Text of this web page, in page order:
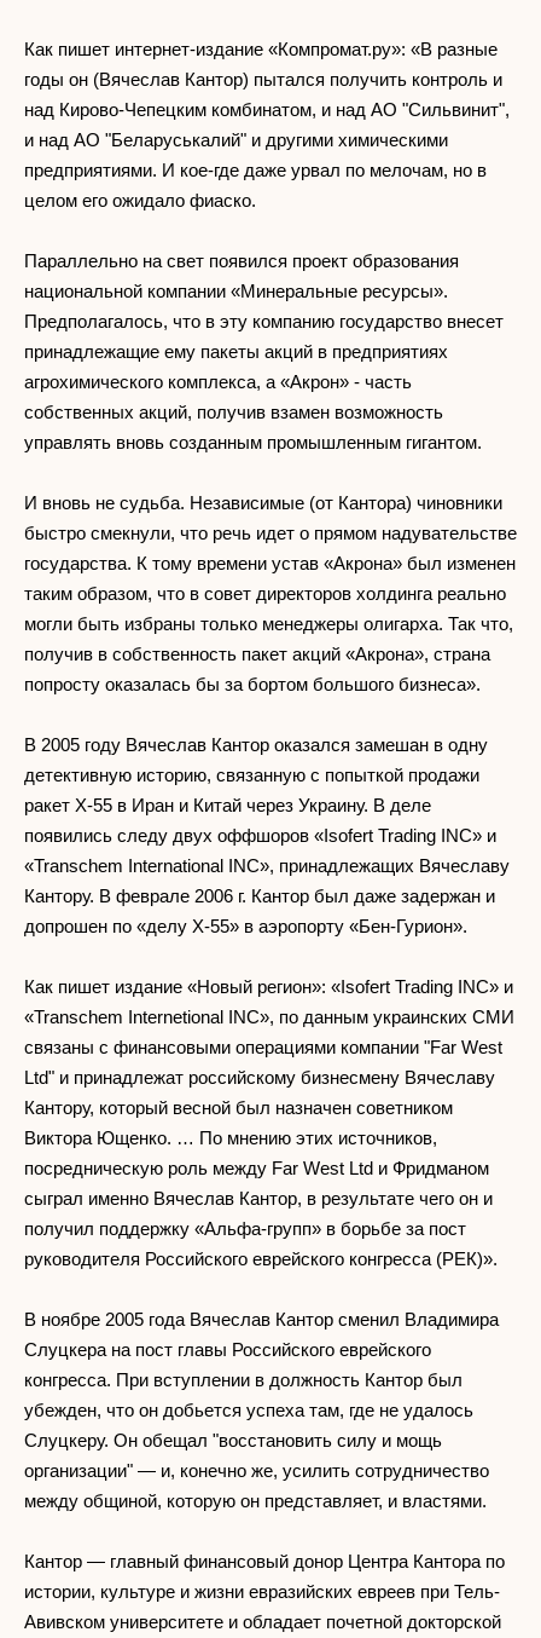
Как пишет интернет-издание «Компромат.ру»: «В разные
годы он (Вячеслав Кантор) пытался получить контроль и
над Кирово-Чепецким комбинатом, и над АО "Сильвинит",
и над АО "Беларуськалий" и другими химическими
предприятиями. И кое-где даже урвал по мелочам, но в
целом его ожидало фиаско.
Параллельно на свет появился проект образования
национальной компании «Минеральные ресурсы».
Предполагалось, что в эту компанию государство внесет
принадлежащие ему пакеты акций в предприятиях
агрохимического комплекса, а «Акрон» - часть
собственных акций, получив взамен возможность
управлять вновь созданным промышленным гигантом.
И вновь не судьба. Независимые (от Кантора) чиновники
быстро смекнули, что речь идет о прямом надувательстве
государства. К тому времени устав «Акрона» был изменен
таким образом, что в совет директоров холдинга реально
могли быть избраны только менеджеры олигарха. Так что,
получив в собственность пакет акций «Акрона», страна
попросту оказалась бы за бортом большого бизнеса».
В 2005 году Вячеслав Кантор оказался замешан в одну
детективную историю, связанную с попыткой продажи
ракет X-55 в Иран и Китай через Украину. В деле
появились следу двух оффшоров «Isofert Trading INC» и
«Transchem International INC», принадлежащих Вячеславу
Кантору. В феврале 2006 г. Кантор был даже задержан и
допрошен по «делу Х-55» в аэропорту «Бен-Гурион».
Как пишет издание «Новый регион»: «Isofert Trading INC» и
«Transchem Internetional INC», по данным украинских СМИ
связаны с финансовыми операциями компании "Far West
Ltd" и принадлежат российскому бизнесмену Вячеславу
Кантору, который весной был назначен советником
Виктора Ющенко. … По мнению этих источников,
посредническую роль между Far West Ltd и Фридманом
сыграл именно Вячеслав Кантор, в результате чего он и
получил поддержку «Альфа-групп» в борьбе за пост
руководителя Российского еврейского конгресса (РЕК)».
В ноябре 2005 года Вячеслав Кантор сменил Владимира
Слуцкера на пост главы Российского еврейского
конгресса. При вступлении в должность Кантор был
убежден, что он добьется успеха там, где не удалось
Слуцкеру. Он обещал "восстановить силу и мощь
организации" — и, конечно же, усилить сотрудничество
между общиной, которую он представляет, и властями.
Кантор — главный финансовый донор Центра Кантора по
истории, культуре и жизни евразийских евреев при Тель-
Авивском университете и обладает почетной докторской